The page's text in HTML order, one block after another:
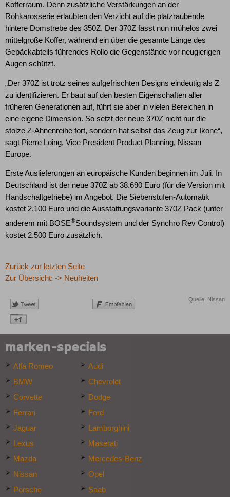
Kofferraum. Denn zusätzliche Verstärkungen an der
Rohkarosserie erlaubten den Verzicht auf die platzraubende
hintere Domstrebe des 350Z. Der 370Z fasst nun mühelos zwei
mittelgroße Koffer, während ein über die gesamte Länge des
Gepäckabteils führendes Rollo die Gegenstände vor neugierigen
Augen schützt.
„Der 370Z ist trotz seines aufgefrischten Designs eindeutig als Z
zu identifizieren. Er baut auf den besten Eigenschaften aller
früheren Generationen auf, führt sie aber in vielen Bereichen in
eine eigene Dimension. So setzt der neue 370Z nicht nur die
stolze Z-Ahnenreihe fort, sondern hat selbst das Zeug zur Ikone“,
sagt Pierre Loing, Vice President Product Planning, Nissan
Europe.
Erste Auslieferungen an europäische Kunden beginnen im Juli. In
Deutschland ist der neue 370Z ab 38.690 Euro (für die Version mit
Handschaltgetriebe) im Angebot. Die Siebenstufen-Automatik
kostet 2.100 Euro und die Ausstattungsvariante 370Z Pack (unter
anderem mit BOSE®Soundsystem und der Synchro Rev Control)
kostet 2.500 Euro zusätzlich.
Zurück zur letzten Seite
Zur Übersicht: -> Neuheiten
Quelle: Nissan
marken-specials
Alfa Romeo
Audi
BMW
Chevrolet
Corvette
Dodge
Ferrari
Ford
Jaguar
Lamborghini
Lexus
Maserati
Mazda
Mercedes-Benz
Nissan
Opel
Porsche
Saab